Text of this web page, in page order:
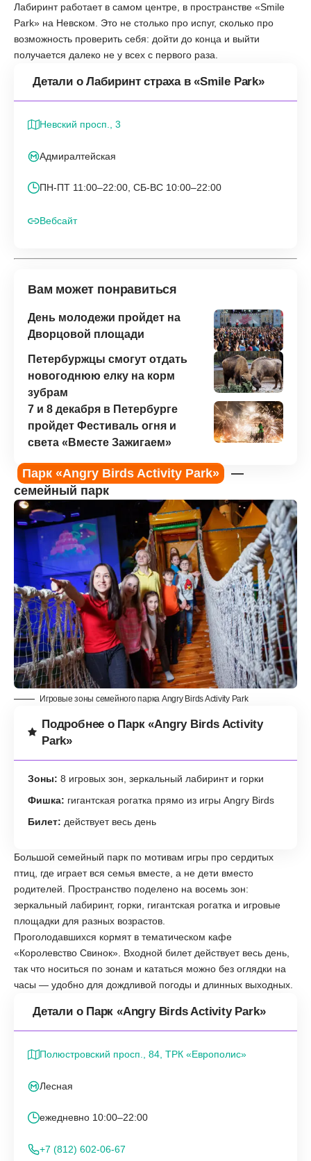
Лабиринт работает в самом центре, в пространстве «Smile
Park» на Невском. Это не столько про испуг, сколько про
возможность проверить себя: дойти до конца и выйти
получается далеко не у всех с первого раза.
Детали о Лабиринт страха в «Smile Park»
Невский просп., 3
Адмиралтейская
ПН-ПТ 11:00–22:00, СБ-ВС 10:00–22:00
Вебсайт
Вам может понравиться
День молодежи пройдет на
Дворцовой площади
Петербуржцы смогут отдать
новогоднюю елку на корм
зубрам
7 и 8 декабря в Петербурге
пройдет Фестиваль огня и
света «Вместе Зажигаем»
Парк «Angry Birds Activity Park»
—
семейный парк
Игровые зоны семейного парка Angry Birds Activity Park
Подробнее о Парк «Angry Birds Activity
Park»
Зоны: 8 игровых зон, зеркальный лабиринт и горки
Фишка: гигантская рогатка прямо из игры Angry Birds
Билет: действует весь день
Большой семейный парк по мотивам игры про сердитых
птиц, где играет вся семья вместе, а не дети вместо
родителей. Пространство поделено на восемь зон:
зеркальный лабиринт, горки, гигантская рогатка и игровые
площадки для разных возрастов.
Проголодавшихся кормят в тематическом кафе
«Королевство Свинок». Входной билет действует весь день,
так что носиться по зонам и кататься можно без оглядки на
часы — удобно для дождливой погоды и длинных выходных.
Детали о Парк «Angry Birds Activity Park»
Полюстровский просп., 84, ТРК «Европолис»
Лесная
ежедневно 10:00–22:00
+7 (812) 602-06-67